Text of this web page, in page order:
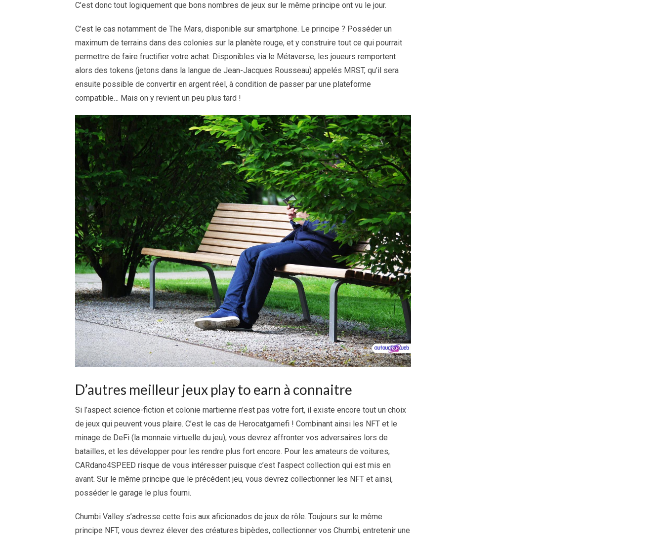
C’est donc tout logiquement que bons nombres de jeux sur le même principe ont vu le jour.
C’est le cas notamment de The Mars, disponible sur smartphone. Le principe ? Posséder un
maximum de terrains dans des colonies sur la planète rouge, et y construire tout ce qui pourrait
permettre de faire fructifier votre achat. Disponibles via le Métaverse, les joueurs remportent
alors des tokens (jetons dans la langue de Jean-Jacques Rousseau) appelés MRST, qu’il sera
ensuite possible de convertir en argent réel, à condition de passer par une plateforme
compatible… Mais on y revient un peu plus tard !
D’autres meilleur jeux play to earn à connaitre
Si l’aspect science-fiction et colonie martienne n’est pas votre fort, il existe encore tout un choix
de jeux qui peuvent vous plaire. C’est le cas de Herocatgamefi ! Combinant ainsi les NFT et le
minage de DeFi (la monnaie virtuelle du jeu), vous devrez affronter vos adversaires lors de
batailles, et les développer pour les rendre plus fort encore. Pour les amateurs de voitures,
CARdano4SPEED risque de vous intéresser puisque c’est l’aspect collection qui est mis en
avant. Sur le même principe que le précédent jeu, vous devrez collectionner les NFT et ainsi,
posséder le garage le plus fourni.
Chumbi Valley s’adresse cette fois aux aficionados de jeux de rôle. Toujours sur le même
principe NFT, vous devrez élever des créatures bipèdes, collectionner vos Chumbi, entretenir une